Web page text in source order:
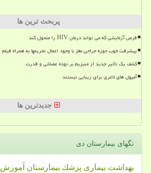
پربحث ترین ها
قرص آزمایشی که می تواند درمان HIV را متحول کند
پیشرفت خوب حوزه جراحی مغز با وجود اعمال تحریمها به همراه فیلم
کشف یک تأثیر جدید از منیزیم بر توده عضلانی و قدرت
آمپول های لاغری برای زیبایی نیستند
جدیدترین ها
تگهای بیمارستان دی
بهداشت بیماری پزشك بیمارستان آموزش